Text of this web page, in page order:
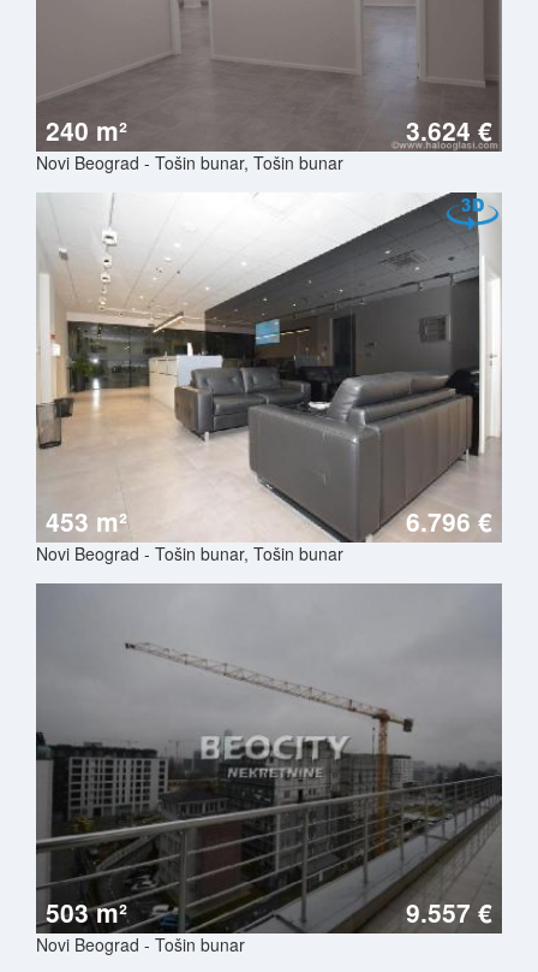
240 m² 3.624 €
Novi Beograd - Tošin bunar, Tošin bunar
453 m² 6.796 €
Novi Beograd - Tošin bunar, Tošin bunar
503 m² 9.557 €
Novi Beograd - Tošin bunar